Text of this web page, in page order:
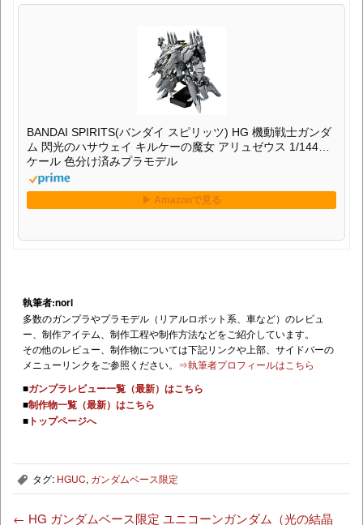
BANDAI SPIRITS(バンダイ スピリッツ) HG 機動戦士ガンダ
ム 閃光のハサウェイ キルケーの魔女 アリュゼウス 1/144ス
ケール 色分け済みプラモデル
執筆者:nori
多数のガンプラやプラモデル（リアルロボット系、車など）のレビュ
ー、制作アイテム、制作工程や制作方法などをご紹介しています。
その他のレビュー、制作物については下記リンクや上部、サイドバーの
メニューリンクをご参照ください。 ⇒執筆者プロフィールはこちら
■ガンプラレビュー一覧（最新）はこちら
■制作物一覧（最新）はこちら
■ トップページへ
, タグ: HGUC, ガンダムベース限定
← HG ガンダムベース限定 ユニコーンガンダム（光の結晶